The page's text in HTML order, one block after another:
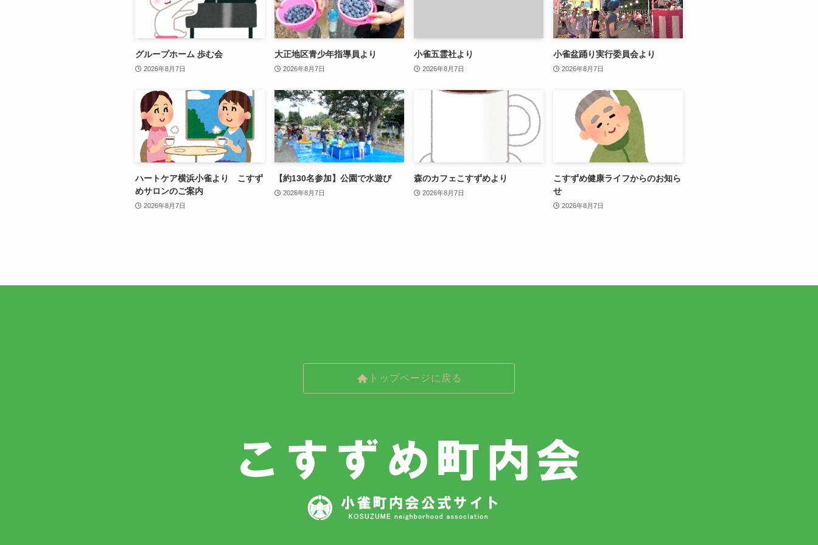
グループホーム 歩む会
2026年8月7日
大正地区青少年指導員より
2026年8月7日
小雀五霊社より
2026年8月7日
小雀盆踊り実行委員会より
2026年8月7日
ハートケア横浜小雀より こすず
めサロンのご案内
2026年8月7日
【約130名参加】公園で水遊び
2026年8月7日
森のカフェこすずめより
2026年8月7日
こすずめ健康ライフからのお知ら
せ
2026年8月7日
トップページに戻る